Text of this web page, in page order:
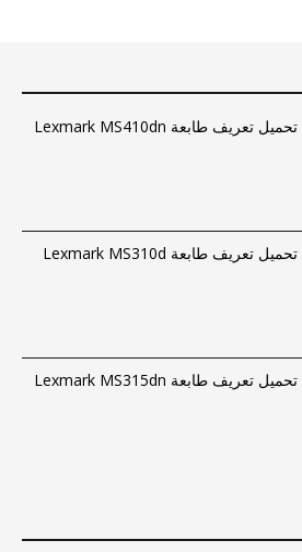
تحميل تعريف طابعة Lexmark MS410dn
تحميل تعريف طابعة Lexmark MS310d
تحميل تعريف طابعة Lexmark MS315dn